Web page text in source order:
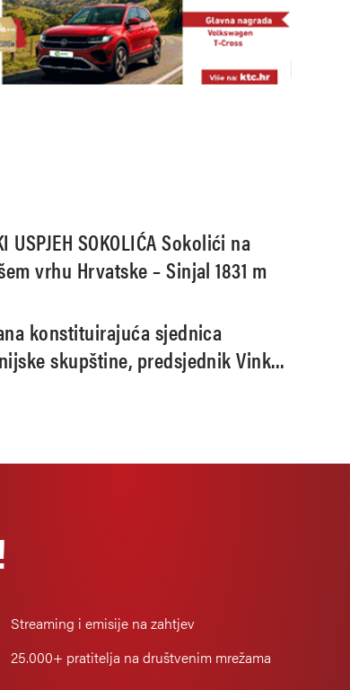
USPJEH SOKOLIĆA Sokolići na
vrhu Hrvatske – Sinjal 1831 m
konstituirajuća sjednica
skupštine, predsjednik Vinko
Streaming i emisije na zahtjev
25.000+ pratitelja na društvenim mrežama